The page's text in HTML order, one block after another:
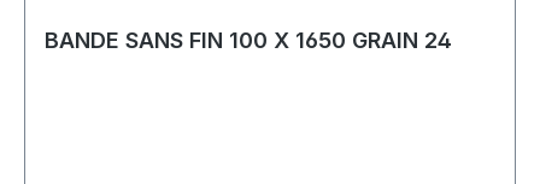
BANDE SANS FIN 100 X 1650 GRAIN 24